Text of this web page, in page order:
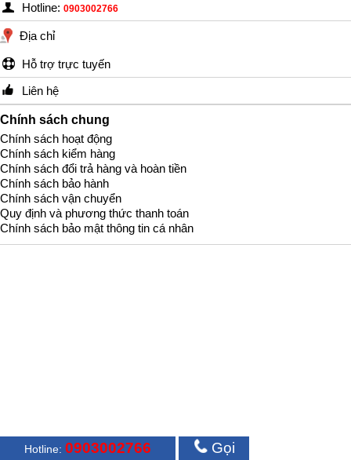
Hotline: 0903002766
Địa chỉ
Hỗ trợ trực tuyến
Liên hệ
Chính sách chung
Chính sách hoạt động
Chính sách kiểm hàng
Chính sách đổi trả hàng và hoàn tiền
Chính sách bảo hành
Chính sách vận chuyển
Quy định và phương thức thanh toán
Chính sách bảo mật thông tin cá nhân
Hotline: 0903002766 Gọi